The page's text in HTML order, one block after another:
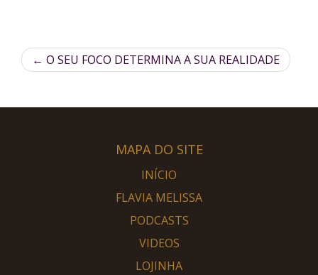
← O SEU FOCO DETERMINA A SUA REALIDADE
MAPA DO SITE
INÍCIO
FLAVIA MELISSA
PODCASTS
VIDEOS
LOJINHA